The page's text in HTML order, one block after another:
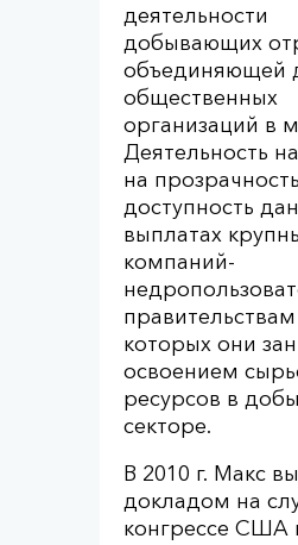
деятельности
добывающих
объединяющей
общественных
организаций в
Деятельность
на
доступность
выплатах
компаний-
которых они
освоением
ресурсов в
секторе.
В 2010 г. Макс
докладом на
конгрессе США